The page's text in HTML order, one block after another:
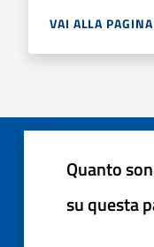
VAI ALLA PAGINA
Quanto
su questa